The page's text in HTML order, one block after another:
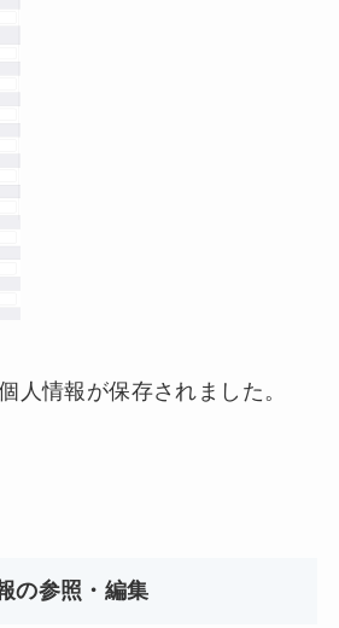
人情報が保存されました。
の参照・編集